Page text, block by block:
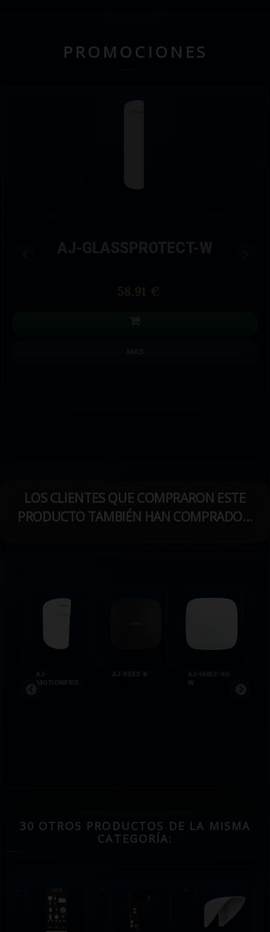
PROMOCIONES
LOS CLIENTES QUE COMPRARON ESTE
PRODUCTO TAMBIÉN HAN COMPRADO...
AJ-
MOTIONPRO..
AJ-REX2-B
AJ-HUB2-4G-
W
30 OTROS PRODUCTOS DE LA MISMA
CATEGORÍA: